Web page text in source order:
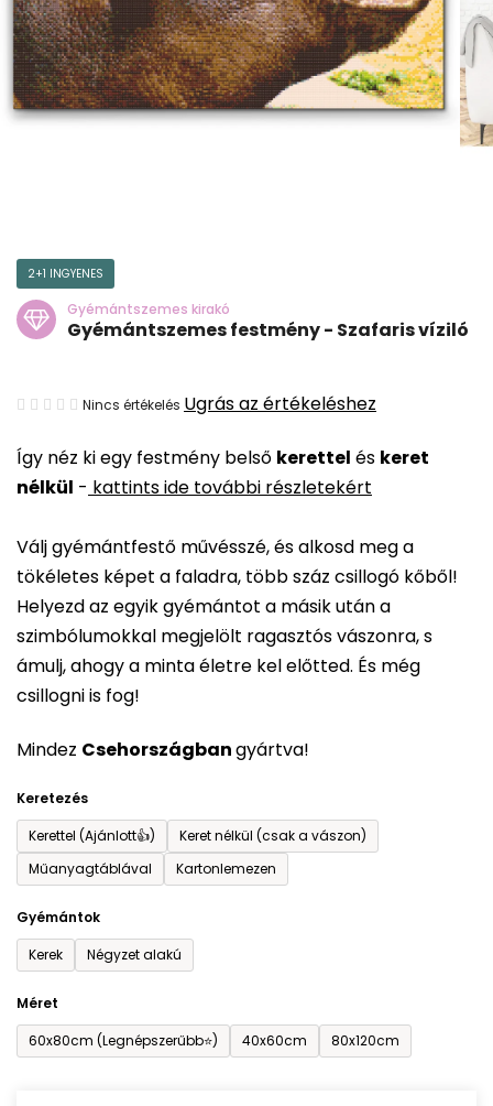
Így néz ki egy festmény belső kerettel és keret
nélkül - kattints ide további részletekért
Válj gyémántfestő művésszé, és alkosd meg a
tökéletes képet a faladra, több száz csillogó kőből!
Helyezd az egyik gyémántot a másik után a
szimbólumokkal megjelölt ragasztós vászonra, s
ámulj, ahogy a minta életre kel előtted. És még
csillogni is fog!
Mindez Csehországbangyártva!
Keretezés
Kerettel (Ajánlott👍)
Keret nélkül (csak a vászon)
Műanyagtáblával
Kartonlemezen
Gyémántok
Kerek
Négyzet alakú
Méret
60x80cm (Legnépszerűbb⭐)
40x60cm 80x120cm
2+1 INGYENES
Gyémántszemes kirakó
Gyémántszemes festmény - Szafaris víziló
A
átlagos
értékelése
ből
0,0
csillag.
Nincs értékelés Ugrás az értékeléshez